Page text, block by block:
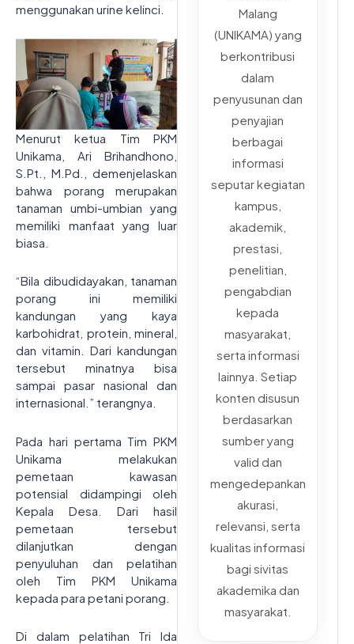
menggunakan urine kelinci.
Menurut ketua Tim PKM
Unikama, Ari Brihandhono,
S.Pt., M.Pd., demenjelaskan
bahwa porang merupakan
tanaman umbi-umbian yang
memiliki manfaat yang luar
biasa.
“Bila dibudidayakan, tanaman
porang ini memiliki
kandungan yang kaya
karbohidrat, protein, mineral,
dan vitamin. Dari kandungan
tersebut minatnya bisa
sampai pasar nasional dan
internasional.” terangnya.
Pada hari pertama Tim PKM
Unikama melakukan
pemetaan kawasan
potensial didampingi oleh
Kepala Desa. Dari hasil
pemetaan tersebut
dilanjutkan dengan
penyuluhan dan pelatihan
oleh Tim PKM Unikama
kepada para petani porang.
Di dalam pelatihan Tri Ida
Malang
(UNIKAMA) yang
berkontribusi
dalam
penyusunan dan
penyajian
berbagai
informasi
seputar kegiatan
kampus,
akademik,
prestasi,
penelitian,
pengabdian
kepada
masyarakat,
serta informasi
lainnya. Setiap
konten disusun
berdasarkan
sumber yang
valid dan
mengedepankan
akurasi,
relevansi, serta
kualitas informasi
bagi sivitas
akademika dan
masyarakat.